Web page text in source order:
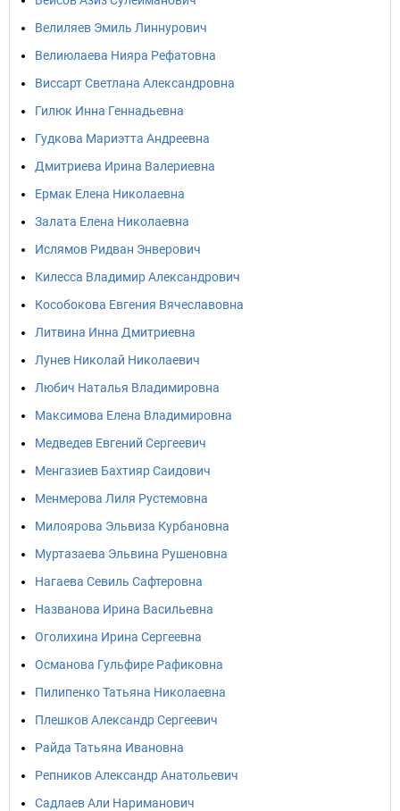
Велиляев Эмиль Линнурович
Велиюлаева Нияра Рефатовна
Виссарт Светлана Александровна
Гилюк Инна Геннадьевна
Гудкова Мариэтта Андреевна
Дмитриева Ирина Валериевна
Ермак Елена Николаевна
Залата Елена Николаевна
Ислямов Ридван Энверович
Килесса Владимир Александрович
Кособокова Евгения Вячеславовна
Литвина Инна Дмитриевна
Лунев Николай Николаевич
Любич Наталья Владимировна
Максимова Елена Владимировна
Медведев Евгений Сергеевич
Менгазиев Бахтияр Саидович
Менмерова Лиля Рустемовна
Милоярова Эльвиза Курбановна
Муртазаева Эльвина Рушеновна
Нагаева Севиль Сафтеровна
Названова Ирина Васильевна
Оголихина Ирина Сергеевна
Османова Гульфире Рафиковна
Пилипенко Татьяна Николаевна
Плешков Александр Сергеевич
Райда Татьяна Ивановна
Репников Александр Анатольевич
Садлаев Али Нариманович